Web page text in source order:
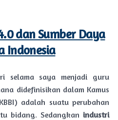
dan Sumber Daya
Indonesia
selama saya menjadi guru
didefinisikan dalam Kamus
adalah suatu perubahan
bidang. Sedangkan industri